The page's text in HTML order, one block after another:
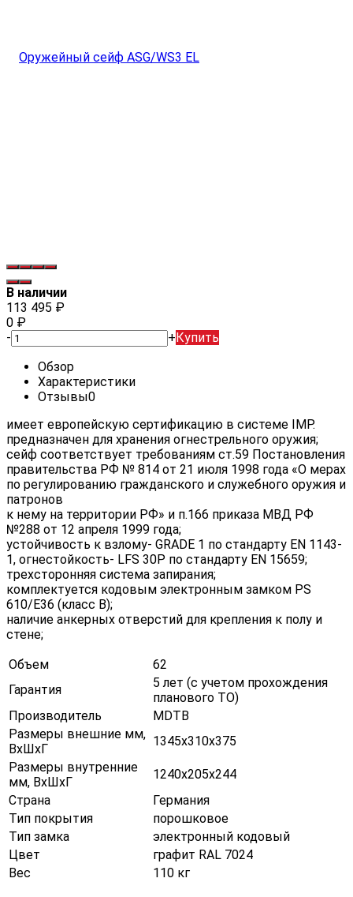
В наличии
113 495 ₽
0 ₽
-
+Купить
Обзор
Характеристики
Отзывы0
имеет европейскую сертификацию в системе IMP.
предназначен для хранения огнестрельного оружия;
сейф соответствует требованиям ст.59 Постановления
правительства РФ № 814 от 21 июля 1998 года «О мерах
по регулированию гражданского и служебного оружия и
патронов
к нему на территории РФ» и п.166 приказа МВД РФ
№288 от 12 апреля 1999 года;
устойчивость к взлому- GRADE 1 по стандарту EN 1143-
1, огнестойкость- LFS 30P по стандарту EN 15659;
трехсторонняя система запирания;
комплектуется кодовым электронным замком PS
610/E36 (класс В);
наличие анкерных отверстий для крепления к полу и
стене;
Объем
62
Гарантия
5 лет (с учетом прохождения
планового ТО)
Производитель
MDTB
Размеры внешние мм,
ВхШхГ
1345х310х375
Размеры внутренние
мм, ВхШхГ
1240х205х244
Страна
Германия
Тип покрытия
порошковое
Тип замка
электронный кодовый
Цвет
графит RAL 7024
Вес
110 кг